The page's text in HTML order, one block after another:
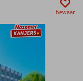
bewaar